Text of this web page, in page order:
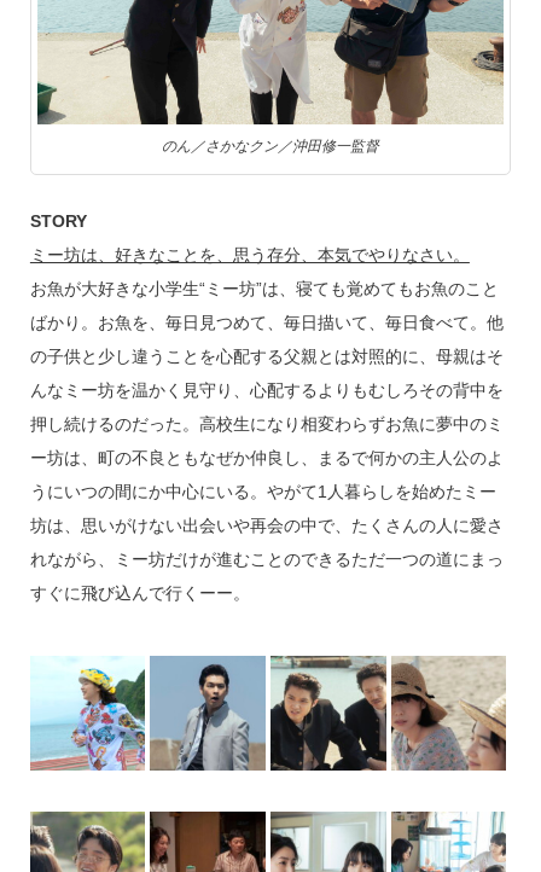
のん／さかなクン／沖田修一監督
STORY
ミー坊は、好きなことを、思う存分、本気でやりなさい。
お魚が大好きな小学生“ミー坊”は、寝ても覚めてもお魚のこと
ばかり。お魚を、毎日見つめて、毎日描いて、毎日食べて。他
の子供と少し違うことを心配する父親とは対照的に、母親はそ
んなミー坊を温かく見守り、心配するよりもむしろその背中を
押し続けるのだった。高校生になり相変わらずお魚に夢中のミ
ー坊は、町の不良ともなぜか仲良し、まるで何かの主人公のよ
うにいつの間にか中心にいる。やがて1人暮らしを始めたミー
坊は、思いがけない出会いや再会の中で、たくさんの人に愛さ
れながら、ミー坊だけが進むことのできるただ一つの道にまっ
すぐに飛び込んで行くーー。